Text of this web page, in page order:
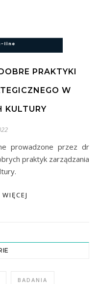
PRAKTYKI
W
KULTURY
praktyk zarządzania
BADANIA